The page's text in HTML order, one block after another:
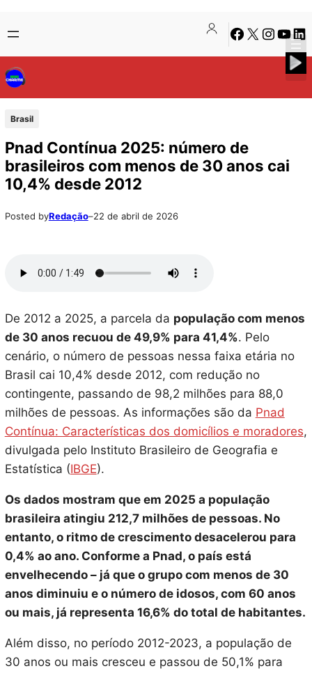
para
o
conteúdo
to
content
Facebook
X Instagram
Brasil
Pnad Contínua 2025: número de
brasileiros com menos de 30 anos cai
10,4% desde 2012
Posted byRedação–22 de abril de 2026
De 2012 a 2025, a parcela da população com menos
de 30 anos recuou de 49,9% para 41,4%. Pelo
cenário, o número de pessoas nessa faixa etária no
Brasil cai 10,4% desde 2012, com redução no
contingente, passando de 98,2 milhões para 88,0
milhões de pessoas. As informações são da Pnad
Contínua: Características dos domicílios e moradores,
divulgada pelo Instituto Brasileiro de Geografia e
Estatística (IBGE).
Os dados mostram que em 2025 a população
brasileira atingiu 212,7 milhões de pessoas. No
entanto, o ritmo de crescimento desacelerou para
0,4% ao ano. Conforme a Pnad, o país está
envelhecendo – já que o grupo com menos de 30
anos diminuiu e o número de idosos, com 60 anos
ou mais, já representa 16,6% do total de habitantes.
Além disso, no período 2012-2023, a população de
30 anos ou mais cresceu e passou de 50,1% para